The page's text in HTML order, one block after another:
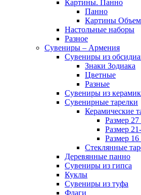
Картины. Панно
Панно
Картины
Настольные наборы
Разное
Сувениры – Армения
Сувениры из
Знаки Зодиака
Цветные
Разные
Сувениры из
Сувенирные тарелки
Керамические
Размер
Размер
Размер
Стеклянные
Деревянные панно
Сувениры из гипса
Куклы
Сувениры из туфа
Флаги